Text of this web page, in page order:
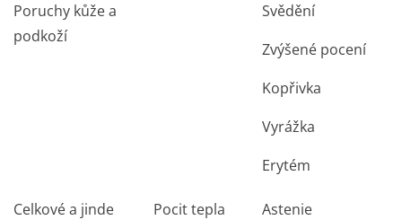
Poruchy kůže a
podkoží
Svědění
Zvýšené pocení
Kopřivka
Vyrážka
Erytém
Celkové a jinde
Pocit tepla Astenie